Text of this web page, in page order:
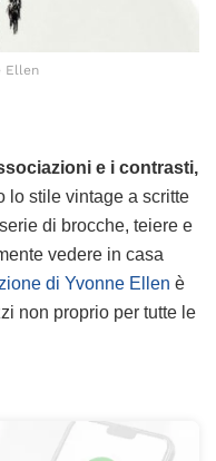
Ellen
e i contrasti,
lo stile vintage a scritte
di brocche, teiere e
vedere in casa
di Yvonne Ellen è
non proprio per tutte le